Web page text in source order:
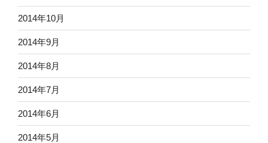
2014年10月
2014年9月
2014年8月
2014年7月
2014年6月
2014年5月